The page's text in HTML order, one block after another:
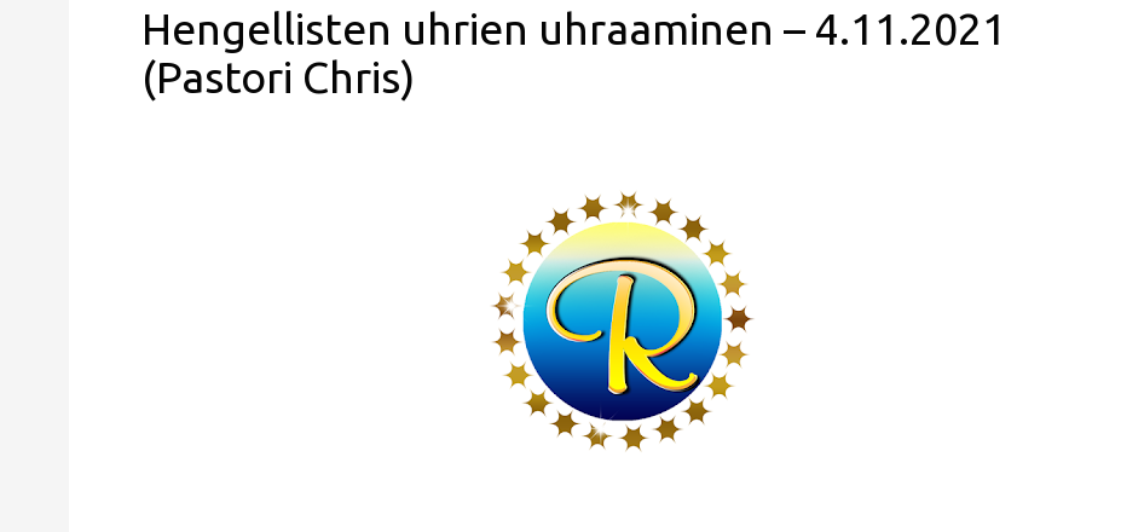
Hengellisten uhrien uhraaminen – 4.11.2021
(Pastori Chris)